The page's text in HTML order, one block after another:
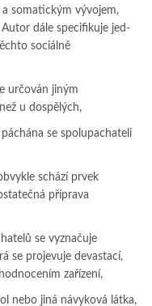
somatickým vývojem,
Autor dále spe­cifikuje jed­
sociálně
určován jiným
u dos­pě­lých,
se spolupachateli
schází prvek
pří­prava
se vyznačuje
se pro­­je­vu­je devastací,
zařízení,
nebo jiná návyková látka,